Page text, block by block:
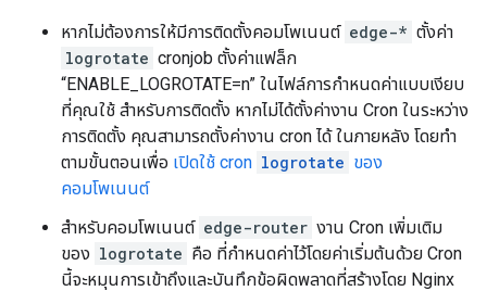
หากไม่ต้องการให้มีการติดตั้งคอมโพเนนต์ edge-* ตั้งค่า
logrotate cronjob ตั้งค่าแฟล็ก
“ENABLE_LOGROTATE=n” ในไฟล์การกำหนดค่าแบบเงียบ
ที่คุณใช้ สำหรับการติดตั้ง หากไม่ได้ตั้งค่างาน Cron ในระหว่าง
การติดตั้ง คุณสามารถตั้งค่างาน cron ได้ ในภายหลัง โดยทำ
ตามขั้นตอนเพื่อ เปิดใช้ cron logrotate ของ
คอมโพเนนต์
สำหรับคอมโพเนนต์ edge-router งาน Cron เพิ่มเติม
ของ logrotate คือ ที่กำหนดค่าไว้โดยค่าเริ่มต้นด้วย Cron
นี้จะหมุนการเข้าถึงและบันทึกข้อผิดพลาดที่สร้างโดย Nginx